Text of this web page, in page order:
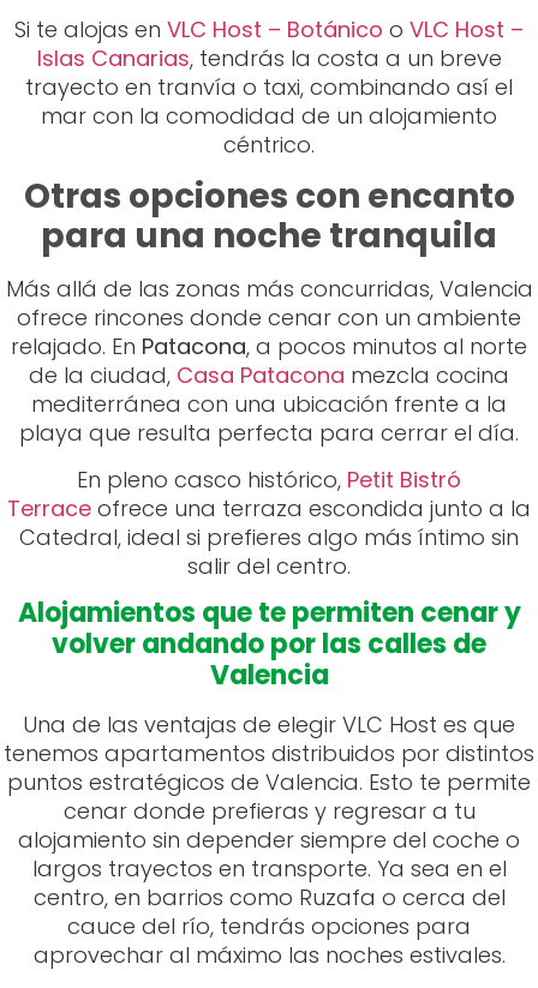
Si te alojas en VLC Host – Botánico o VLC Host –
Islas Canarias, tendrás la costa a un breve
trayecto en tranvía o taxi, combinando así el
mar con la comodidad de un alojamiento
céntrico.
Otras opciones con encanto
para una noche tranquila
Más allá de las zonas más concurridas, Valencia
ofrece rincones donde cenar con un ambiente
relajado. En Patacona, a pocos minutos al norte
de la ciudad, Casa Patacona mezcla cocina
mediterránea con una ubicación frente a la
playa que resulta perfecta para cerrar el día.
En pleno casco histórico, Petit Bistró
Terrace ofrece una terraza escondida junto a la
Catedral, ideal si prefieres algo más íntimo sin
salir del centro.
Alojamientos que te permiten cenar y
volver andando por las calles de
Valencia
Una de las ventajas de elegir VLC Host es que
tenemos apartamentos distribuidos por distintos
puntos estratégicos de Valencia. Esto te permite
cenar donde prefieras y regresar a tu
alojamiento sin depender siempre del coche o
largos trayectos en transporte. Ya sea en el
centro, en barrios como Ruzafa o cerca del
cauce del río, tendrás opciones para
aprovechar al máximo las noches estivales.